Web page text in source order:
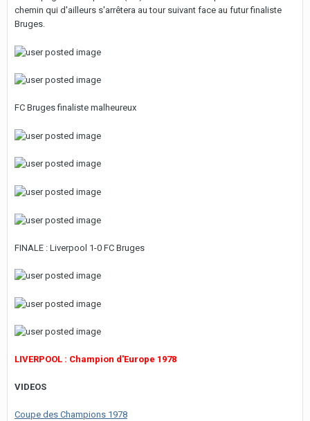
chemin qui d'ailleurs s'arrêtera au tour suivant face au futur finaliste
Bruges.
FC Bruges finaliste malheureux
FINALE : Liverpool 1-0 FC Bruges
LIVERPOOL : Champion d'Europe 1978
VIDEOS
Coupe des Champions 1978